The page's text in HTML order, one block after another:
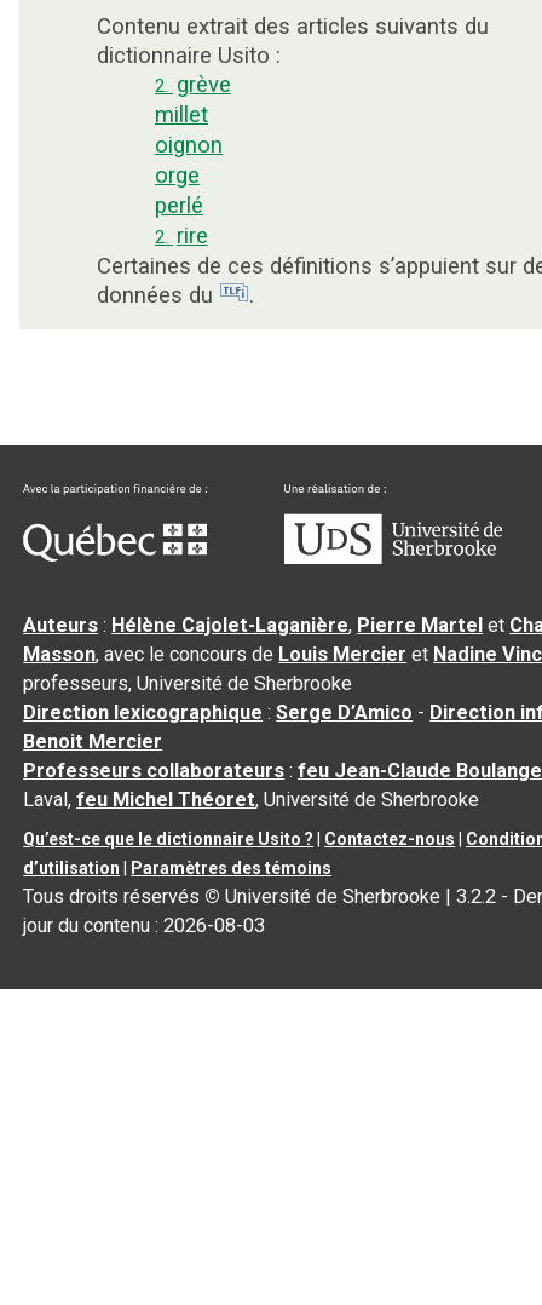
Contenu extrait des articles suivants du
dictionnaire Usito :
2. grève
millet
oignon
orge
perlé
2. rire
Certaines de ces définitions s’appuient sur
données du
.
Auteurs : Hélène Cajolet-Laganière, Pierre Martel et
Masson, avec le concours de Louis Mercier et Nadine
professeurs, Université de Sherbrooke
Direction lexicographique :Serge D’Amico - Direction
Benoit Mercier
Professeurs collaborateurs :feu Jean-Claude
Laval,feu Michel Théoret, Université de Sherbrooke
Qu’est-ce que le dictionnaire Usito ? Contactez-nous
d’utilisation
Paramètres des témoins
Tous droits réservés © Université de Sherbrooke |3.2.2 -
jour du contenu :2026-08-03